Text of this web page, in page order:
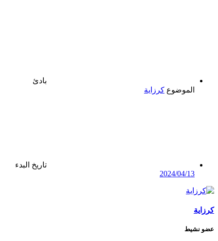
بادئ
الموضوع كرزاية
تاريخ البدء
2024/04/13
كرزاية
عضو نشيط